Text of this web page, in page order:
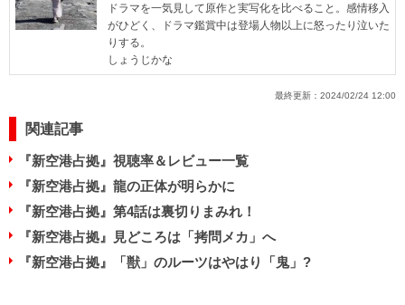
ドラマを一気見して原作と実写化を比べること。感情移入
がひどく、ドラマ鑑賞中は登場人物以上に怒ったり泣いた
りする。
しょうじかな
最終更新： 2024/02/24 12:00
関連記事
『新空港占拠』視聴率＆レビュー一覧
『新空港占拠』龍の正体が明らかに
『新空港占拠』第4話は裏切りまみれ！
『新空港占拠』見どころは「拷問メカ」へ
『新空港占拠』「獣」のルーツはやはり「鬼」?